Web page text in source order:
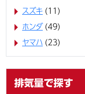
スズキ (11)
ホンダ (49)
ヤマハ (23)
排気量で探す